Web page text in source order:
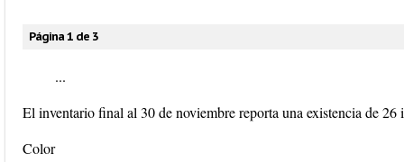
Página 1 de 3
...
El inventario final al 30 de noviembre reporta una existencia de 26
Color